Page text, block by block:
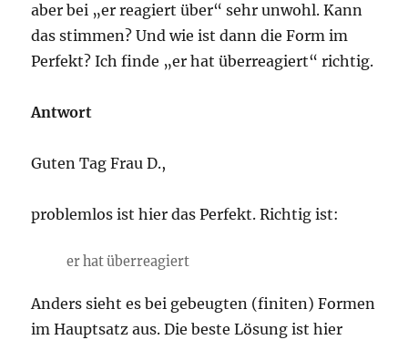
aber bei „er reagiert über“ sehr unwohl. Kann
das stimmen? Und wie ist dann die Form im
Perfekt? Ich finde „er hat überreagiert“ richtig.
Antwort
Guten Tag Frau D.,
problemlos ist hier das Perfekt. Richtig ist:
er hat überreagiert
Anders sieht es bei gebeugten (finiten) Formen
im Hauptsatz aus. Die beste Lösung ist hier